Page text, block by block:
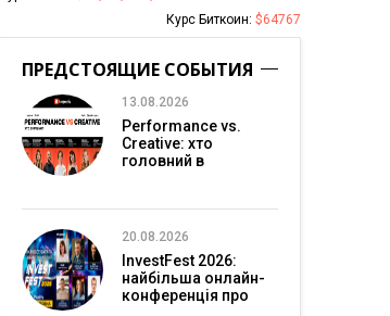
Курс Биткоин: $64767
ПРЕДСТОЯЩИЕ СОБЫТИЯ
13.08.2026
Performance vs.
Creative: хто
головний в
20.08.2026
InvestFest 2026:
найбільша онлайн-
конференція про